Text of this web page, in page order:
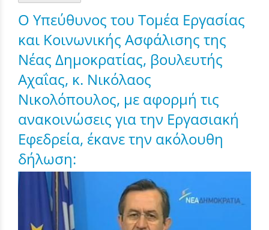
Ο Υπεύθυνος του Τομέα Εργασίας
και Κοινωνικής Ασφάλισης της
Νέας Δημοκρατίας, βουλευτής
Αχαΐας, κ. Νικόλαος
Νικολόπουλος, με αφορμή τις
ανακοινώσεις για την Εργασιακή
Εφεδρεία, έκανε την ακόλουθη
δήλωση: